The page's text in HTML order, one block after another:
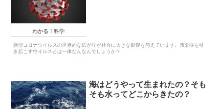
わかる！科学
新型コロナウイルスの世界的な広がりが社会に大きな影響を与えています。感染症を引
き起こすウイルスとは一体なんなんでしょうか？
海はどうやって生まれたの？そも
そも水ってどこからきたの？